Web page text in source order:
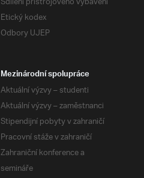
Etický kodex
Odbory UJEP
Mezinárodní spolupráce
Aktuální výzvy – studenti
Aktuální výzvy – zaměstnanci
Stipendijní pobyty v zahraničí
Pracovní stáže v zahraničí
Zahraniční konference a
semináře